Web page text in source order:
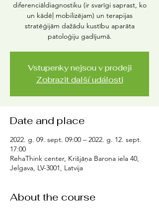
diferenciāldiagnostiku (ir svarīgi saprast, ko
un kādēļ mobilizējam) un terapijas
stratēģijām dažādu kustību aparāta
patoloģiju gadījumā.
Vstupenky nejsou v prodeji
Zobrazit další události
Date and place
2022. g. 09. sept. 09:00 – 2022. g. 12. sept.
17:00
RehaThink center, Krišjāņa Barona iela 40,
Jelgava, LV-3001, Latvija
About the course